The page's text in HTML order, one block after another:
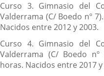
Curso 3. Gimnasio del
Valderrama (C/ Boedo nº
Nacidos entre 2012 y 2003.
Curso 4. Gimnasio del
Valderrama (C/ Boedo
horas. Nacidos entre 2017 y